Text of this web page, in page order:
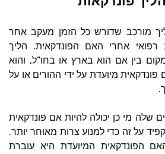
מורכב שדורש כל הזמן מעקב אחר
רפואי אחרי האם הפונדקאית.
הליך
בין אם הוא בארץ או בחו“ל, והוא
מיועדת על ידי ההורים או על
.
שלה מי כן יכולה להיות אם פונדקאית
על זה כדי למנוע צרות מאוחר יותר.
הפונדקאית המיועדת היא עוברת